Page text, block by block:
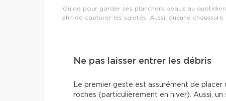
Guide pour garder ses planchers beaux au
afin de capturer les saletés. Aussi, aucune
Ne pas laisser entrer les débris
Le premier geste est assurément de
roches (particulièrement en hiver). Aussi,